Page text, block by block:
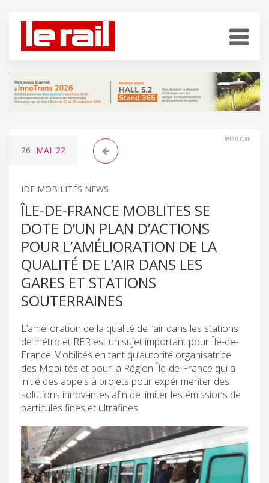
lerail.com
26 MAI '22
IDF MOBILITÉS NEWS
ÎLE-DE-FRANCE MOBLITES SE
DOTE D’UN PLAN D’ACTIONS
POUR L’AMÉLIORATION DE LA
QUALITÉ DE L’AIR DANS LES
GARES ET STATIONS
SOUTERRAINES
L’amélioration de la qualité de l’air dans les stations
de métro et RER est un sujet important pour Île-de-
France Mobilités en tant qu’autorité organisatrice
des Mobilités et pour la Région Île-de-France qui a
initié des appels à projets pour expérimenter des
solutions innovantes afin de limiter les émissions de
particules fines et ultrafines.